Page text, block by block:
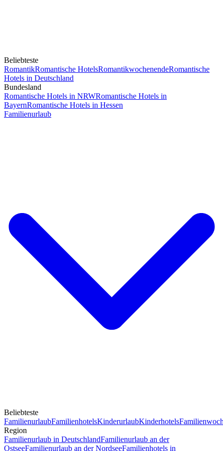
Beliebteste
RomantikRomantische HotelsRomantikwochenendeRomantische
Hotels in Deutschland
Bundesland
Romantische Hotels in NRWRomantische Hotels in
BayernRomantische Hotels in Hessen
Familienurlaub
Beliebteste
FamilienurlaubFamilienhotelsKinderurlaubKinderhotels
Region
Familienurlaub in DeutschlandFamilienurlaub an der
OstseeFamilienurlaub an der NordseeFamilienhotels in